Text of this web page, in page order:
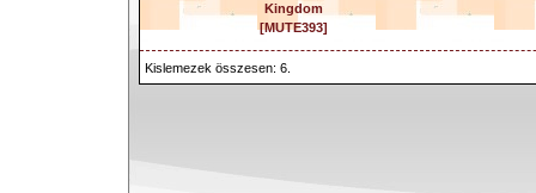
Kingdom
[MUTE393]
Kislemezek összesen: 6.